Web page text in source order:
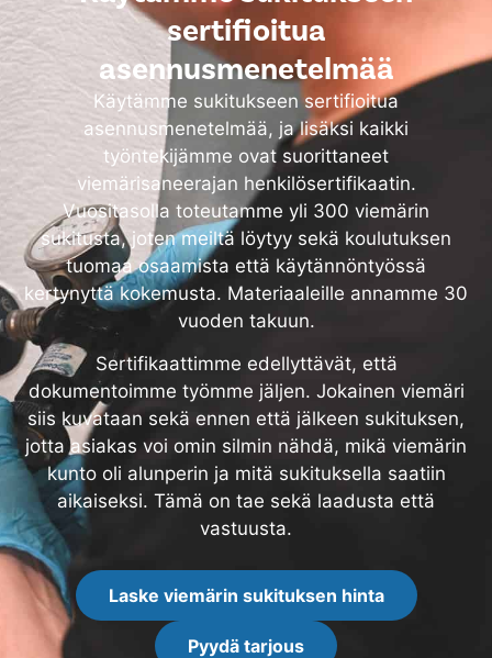
sertifioitua
asennusmenetelmää
Käytämme sukitukseen sertifioitua
asennusmenetelmää, ja lisäksi kaikki
työntekijämme ovat suorittaneet
viemärisaneerajan henkilösertifikaatin.
Vuositasolla toteutamme yli 300 viemärin
sukitusta, joten meiltä löytyy sekä koulutuksen
tuomaa osaamista että käytännöntyössä
kertynyttä kokemusta. Materiaaleille annamme 30
vuoden takuun.
Sertifikaattimme edellyttävät, että
dokumentoimme työmme jäljen. Jokainen viemäri
siis kuvataan sekä ennen että jälkeen sukituksen,
jotta asiakas voi omin silmin nähdä, mikä viemärin
kunto oli alunperin ja mitä sukituksella saatiin
aikaiseksi. Tämä on tae sekä laadusta että
vastuusta.
Laske viemärin sukituksen hinta
Pyydä tarjous